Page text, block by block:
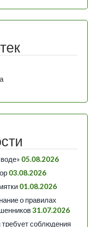
05.08.2026
03.08.2026
01.08.2026
о правилах
31.07.2026
требует соблюдения